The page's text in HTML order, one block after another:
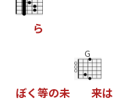
ら
ほく等の未
G
来は